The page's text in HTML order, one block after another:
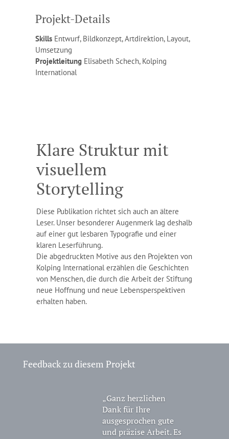
Projekt-Details
SkillsEntwurf, Bildkonzept, Artdirektion, Layout,
Umsetzung
ProjektleitungElisabeth Schech, Kolping
International
Klare Struktur mit
visuellem
Storytelling
Diese Publikation richtet sich auch an ältere
Leser. Unser besonderer Augenmerk lag deshalb
auf einer gut lesbaren Typografie und einer
klaren Leserführung.
Die abgedruckten Motive aus den Projekten von
Kolping International erzählen die Geschichten
von Menschen, die durch die Arbeit der Stiftung
neue Hoffnung und neue Lebensperspektiven
erhalten haben.
Feedback zu diesem Projekt
„Ganz herzlichen
Dank für Ihre
ausgesprochen gute
und präzise Arbeit. Es